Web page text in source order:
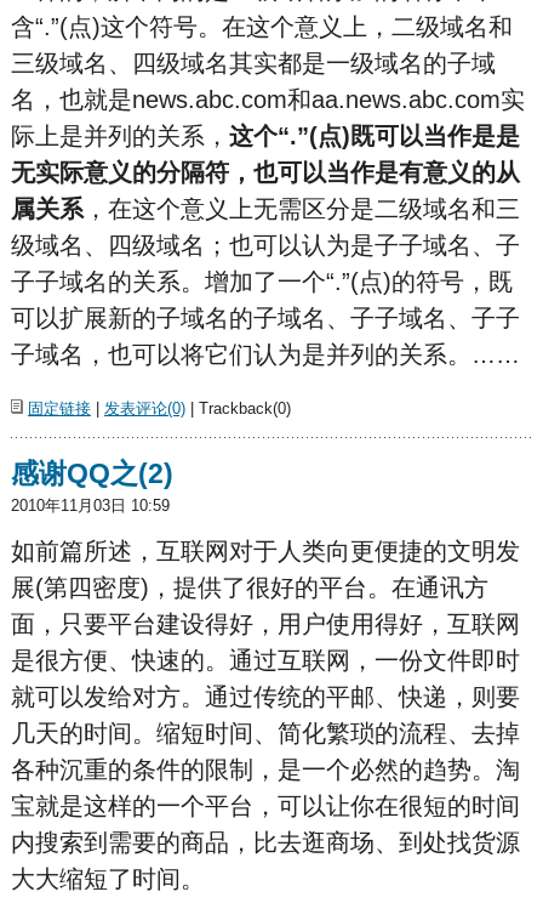
含“.”(点)这个符号。在这个意义上，二级域名和
三级域名、四级域名其实都是一级域名的子域
名，也就是news.abc.com和aa.news.abc.com实
际上是并列的关系， 这个“.”(点)既可以当作是是
无实际意义的分隔符，也可以当作是有意义的从
属关系，在这个意义上无需区分是二级域名和三
级域名、四级域名；也可以认为是子子域名、子
子子域名的关系。增加了一个“.”(点)的符号，既
可以扩展新的子域名的子域名、子子域名、子子
子域名，也可以将它们认为是并列的关系。……
固定链接| 发表评论(0)| Trackback(0)
感谢QQ之(2)
2010年11月03日 10:59
如前篇所述，互联网对于人类向更便捷的文明发
展(第四密度)，提供了很好的平台。在通讯方
面，只要平台建设得好，用户使用得好，互联网
是很方便、快速的。通过互联网，一份文件即时
就可以发给对方。通过传统的平邮、快递，则要
几天的时间。缩短时间、简化繁琐的流程、去掉
各种沉重的条件的限制，是一个必然的趋势。淘
宝就是这样的一个平台，可以让你在很短的时间
内搜索到需要的商品，比去逛商场、到处找货源
大大缩短了时间。